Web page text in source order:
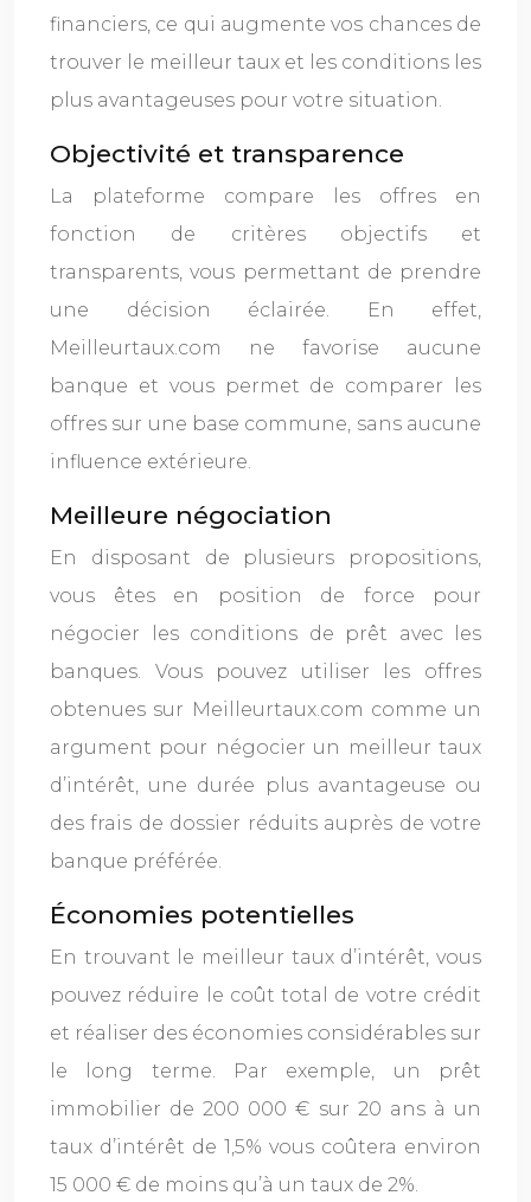
financiers, ce qui augmente vos chances de
trouver le meilleur taux et les conditions les
plus avantageuses pour votre situation.
Objectivité et transparence
La plateforme compare les offres en
fonction de critères objectifs et
transparents, vous permettant de prendre
une décision éclairée. En effet,
Meilleurtaux.com ne favorise aucune
banque et vous permet de comparer les
offres sur une base commune, sans aucune
influence extérieure.
Meilleure négociation
En disposant de plusieurs propositions,
vous êtes en position de force pour
négocier les conditions de prêt avec les
banques. Vous pouvez utiliser les offres
obtenues sur Meilleurtaux.com comme un
argument pour négocier un meilleur taux
d’intérêt, une durée plus avantageuse ou
des frais de dossier réduits auprès de votre
banque préférée.
Économies potentielles
En trouvant le meilleur taux d’intérêt, vous
pouvez réduire le coût total de votre crédit
et réaliser des économies considérables sur
le long terme. Par exemple, un prêt
immobilier de 200 000 € sur 20 ans à un
taux d’intérêt de 1,5% vous coûtera environ
15 000 € de moins qu’à un taux de 2%.